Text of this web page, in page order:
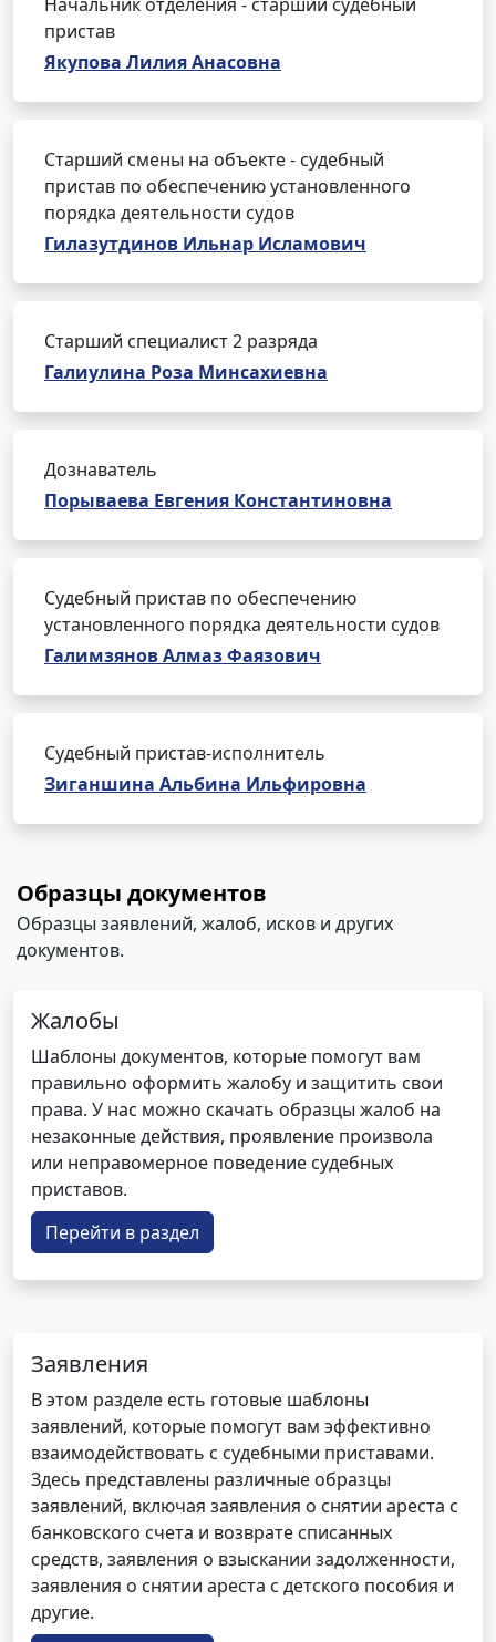
пристав
Якупова Лилия Анасовна
Старший смены на объекте - судебный
пристав по обеспечению установленного
порядка деятельности судов
Гилазутдинов Ильнар Исламович
Старший специалист 2 разряда
Галиулина Роза Минсахиевна
Дознаватель
Порываева Евгения Константиновна
Судебный пристав по обеспечению
установленного порядка деятельности судов
Галимзянов Алмаз Фаязович
Судебный пристав-исполнитель
Зиганшина Альбина Ильфировна
Образцы документов
Образцы заявлений, жалоб, исков и других
документов.
Жалобы
Шаблоны документов, которые помогут вам
правильно оформить жалобу и защитить свои
права. У нас можно скачать образцы жалоб на
незаконные действия, проявление произвола
или неправомерное поведение судебных
приставов.
Перейти в раздел
Заявления
В этом разделе есть готовые шаблоны
заявлений, которые помогут вам эффективно
взаимодействовать с судебными приставами.
Здесь представлены различные образцы
заявлений, включая заявления о снятии ареста с
банковского счета и возврате списанных
средств, заявления о взыскании задолженности,
заявления о снятии ареста с детского пособия и
другие.